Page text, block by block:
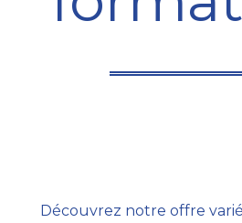
Découvrez notre offre